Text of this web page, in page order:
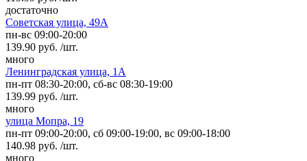
достаточно
Советская улица, 49А
пн-вс 09:00-20:00
139.90 руб. /шт.
много
Ленинградская улица, 1А
пн-пт 08:30-20:00, сб-вс 08:30-19:00
139.99 руб. /шт.
много
улица Мопра, 19
пн-пт 09:00-20:00, сб 09:00-19:00, вс 09:00-18:00
140.98 руб. /шт.
много